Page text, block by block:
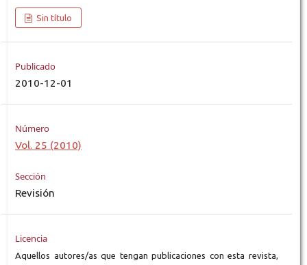
Sin título
Publicado
2010-12-01
Número
Vol. 25 (2010)
Sección
Revisión
Licencia
Aquellos autores/as que tengan publicaciones con esta revista,